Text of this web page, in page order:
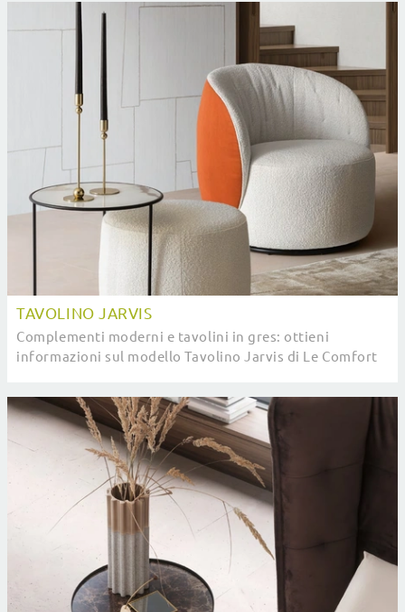
TAVOLINO JARVIS
Complementi moderni e tavolini in gres: ottieni
informazioni sul modello Tavolino Jarvis di Le Comfort